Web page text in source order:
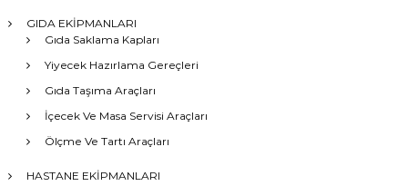
GIDA EKİPMANLARI
Gıda Saklama Kapları
Yiyecek Hazırlama Gereçleri
Gıda Taşıma Araçları
İçecek Ve Masa Servisi Araçları
Ölçme Ve Tartı Araçları
HASTANE EKİPMANLARI